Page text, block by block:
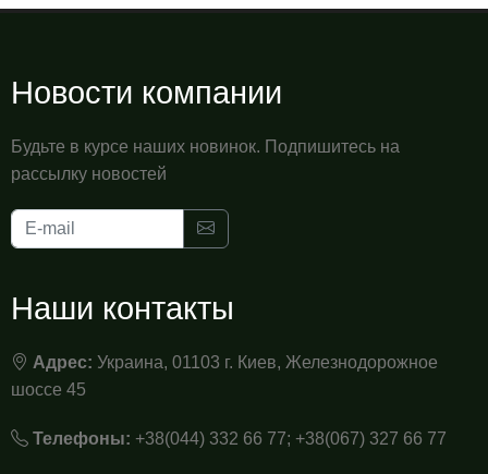
Новости компании
Будьте в курсе наших новинок. Подпишитесь на
рассылку новостей
Наши контакты
Адрес: Украина, 01103 г. Киев, Железнодорожное
шоссе 45
Телефоны: +38(044) 332 66 77; +38(067) 327 66 77